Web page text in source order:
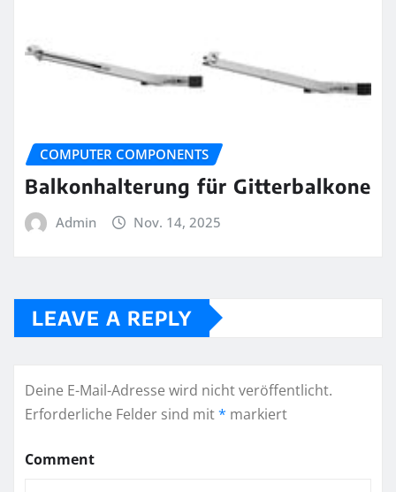
COMPUTER COMPONENTS
Balkonhalterung für Gitterbalkone
Admin Nov. 14, 2025
LEAVE A REPLY
Deine E-Mail-Adresse wird nicht veröffentlicht.
Erforderliche Felder sind mit* markiert
Comment